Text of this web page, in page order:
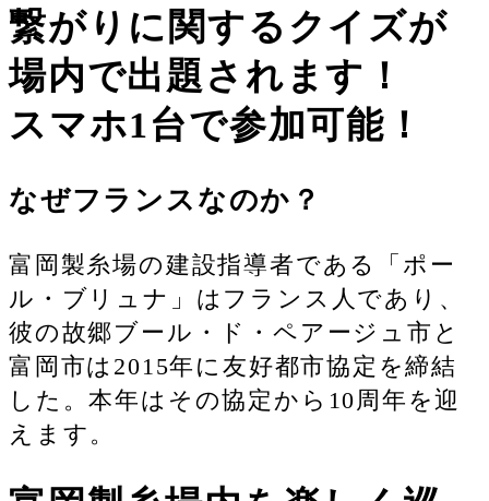
繋がりに関するクイズが
場内で出題されます！
スマホ1台で参加可能！
なぜフランスなのか？
富岡製糸場の建設指導者である「ポー
ル・ブリュナ」はフランス人であり、
彼の故郷ブール・ド・ペアージュ市と
富岡市は2015年に友好都市協定を締結
した。本年はその協定から10周年を迎
えます。